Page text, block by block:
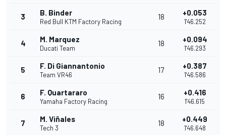
3 B. Binder
Red Bull KTM Factory Racing
18 +0.053
1'46.252
4 M. Marquez
Ducati Team
18 +0.094
1'46.293
5 F. Di Giannantonio
Team VR46
17 +0.387
1'46.586
6 F. Quartararo
Yamaha Factory Racing
16 +0.416
1'46.615
7 M. Viñales
Tech 3
18 +0.449
1'46.648